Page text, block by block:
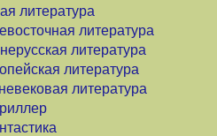
литература
литература
литература
литература
литература